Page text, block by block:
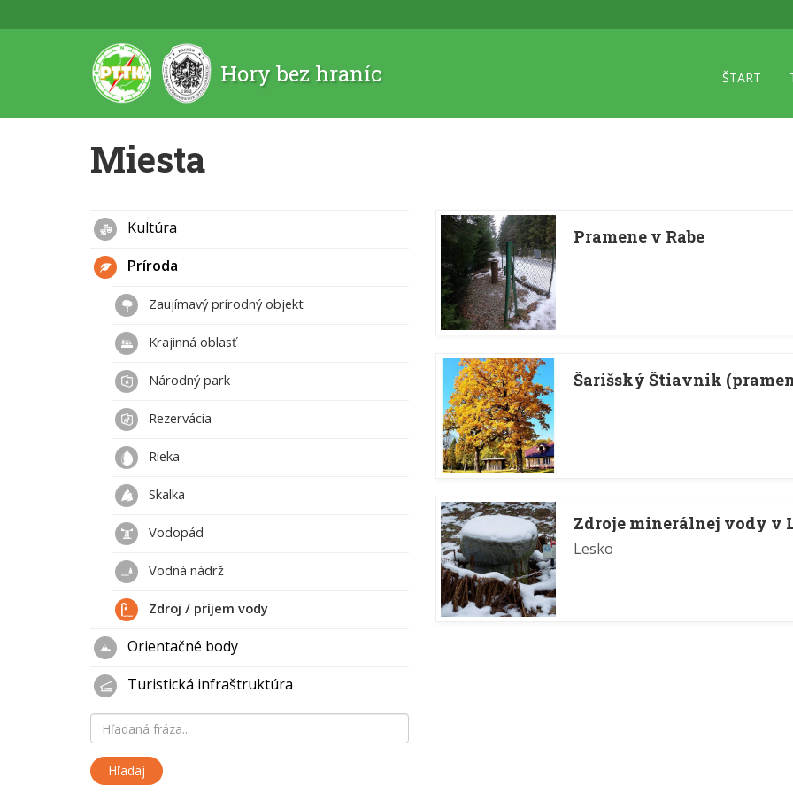
Hory bez hraníc ŠTART
Miesta
Pramene v Rabe
Šarišský Štiavnik
Zdroje minerálnej vody v
Lesko
Kultúra
Príroda
Zaujímavý prírodný objekt
Krajinná oblasť
Národný park
Rezervácia
Rieka
Skalka
Vodopád
Vodná nádrž
Zdroj / príjem vody
Orientačné body
Turistická infraštruktúra